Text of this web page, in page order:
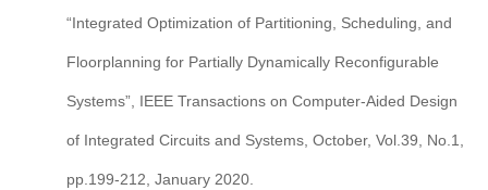
“Integrated Optimization of Partitioning, Scheduling, and
Floorplanning for Partially Dynamically Reconfigurable
Systems”, IEEE Transactions on Computer-Aided Design
of Integrated Circuits and Systems, October, Vol.39, No.1,
pp.199-212, January 2020.